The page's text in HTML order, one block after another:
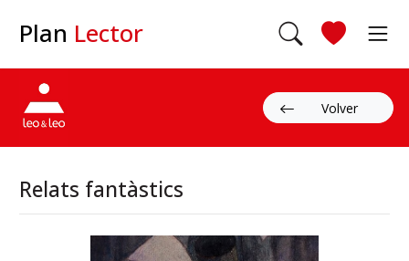
Plan Lector
Volver
Relats fantàstics